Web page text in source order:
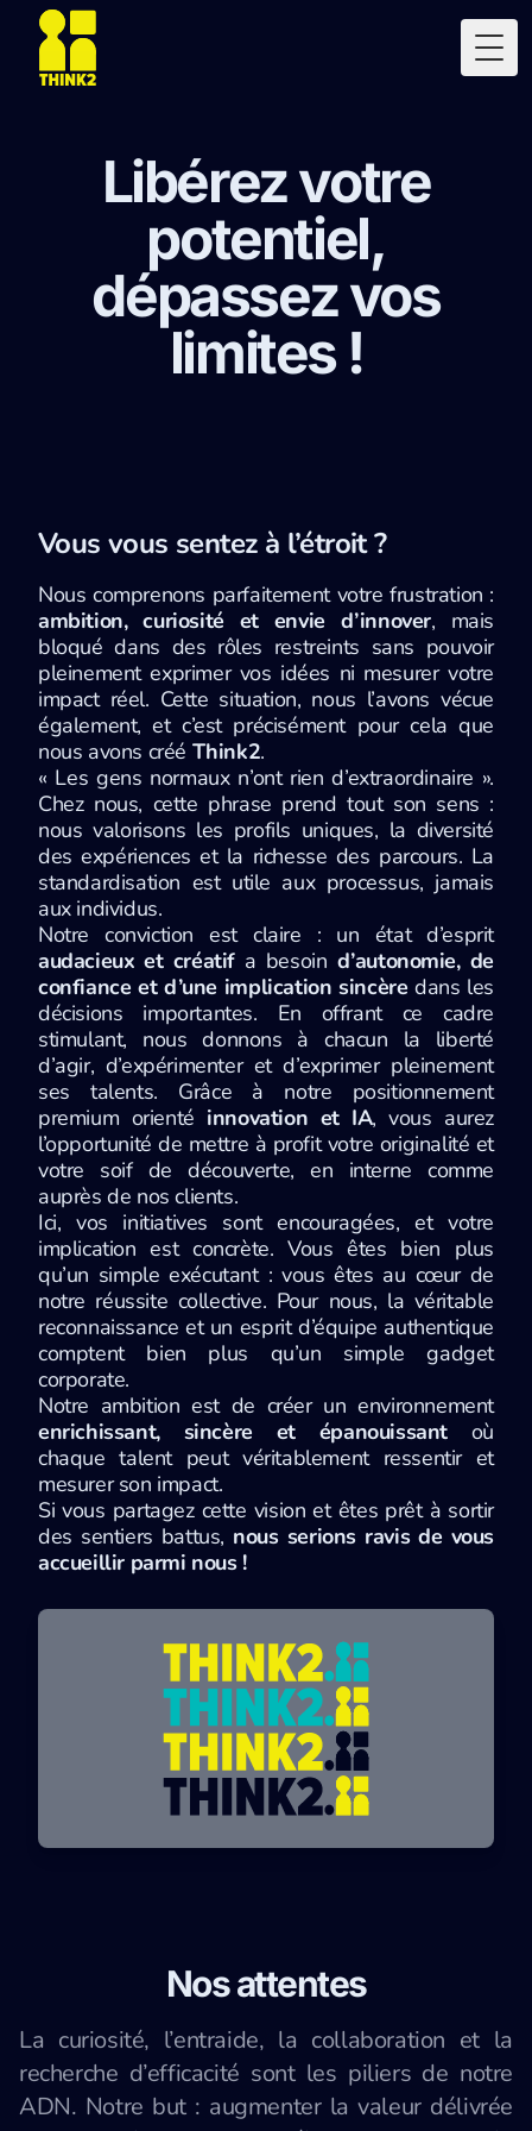
Libérez votre
potentiel,
dépassez vos
limites !
Vous vous sentez à l’étroit ?
Nous comprenons parfaitement votre frustration :
ambition, curiosité et envie d’innover, mais
bloqué dans des rôles restreints sans pouvoir
pleinement exprimer vos idées ni mesurer votre
impact réel. Cette situation, nous l’avons vécue
également, et c’est précisément pour cela que
nous avons créé Think2.
« Les gens normaux n’ont rien d’extraordinaire ».
Chez nous, cette phrase prend tout son sens :
nous valorisons les profils uniques, la diversité
des expériences et la richesse des parcours. La
standardisation est utile aux processus, jamais
aux individus.
Notre conviction est claire : un état d’esprit
audacieux et créatif a besoin d’autonomie, de
confiance et d’une implication sincère dans les
décisions importantes. En offrant ce cadre
stimulant, nous donnons à chacun la liberté
d’agir, d’expérimenter et d’exprimer pleinement
ses talents. Grâce à notre positionnement
premium orienté innovation et IA, vous aurez
l’opportunité de mettre à profit votre originalité et
votre soif de découverte, en interne comme
auprès de nos clients.
Ici, vos initiatives sont encouragées, et votre
implication est concrète. Vous êtes bien plus
qu’un simple exécutant : vous êtes au cœur de
notre réussite collective. Pour nous, la véritable
reconnaissance et un esprit d’équipe authentique
comptent bien plus qu’un simple gadget
corporate.
Notre ambition est de créer un environnement
enrichissant, sincère et épanouissantoù
chaque talent peut véritablement ressentir et
mesurer son impact.
Si vous partagez cette vision et êtes prêt à sortir
des sentiers battus, nous serions ravis de vous
accueillir parmi nous !
Nos attentes
La curiosité, l’entraide, la collaboration et la
recherche d’efficacité sont les piliers de notre
ADN. Notre but : augmenter la valeur délivrée